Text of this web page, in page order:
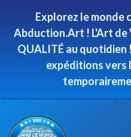
Explorez le monde
Abduction.Art ! L'Art de
QUALITÉ au
expéditions vers